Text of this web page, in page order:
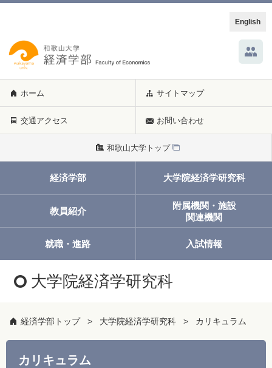
English
ホーム サイトマップ
交通アクセス お問い合わせ
和歌山大学トップ
経済学部 大学院経済学研究科
教員紹介
附属機関・施設
関連機関
就職・進路 入試情報
大学院経済学研究科
経済学部トップ 大学院経済学研究科 カリキュラム
カリキュラム